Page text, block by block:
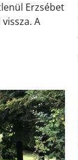
Erzsébet
A